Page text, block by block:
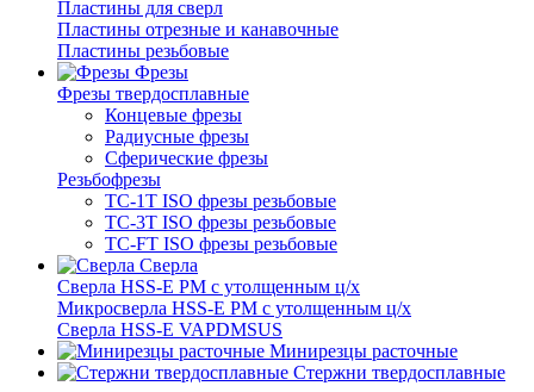
Пластины для сверл
Пластины отрезные и канавочные
Пластины резьбовые
Фрезы
Фрезы твердосплавные
Концевые фрезы
Радиусные фрезы
Сферические фрезы
Резьбофрезы
TC-1T ISO фрезы резьбовые
TC-3T ISO фрезы резьбовые
TC-FT ISO фрезы резьбовые
Сверла
Cверла HSS-E PM c утолщенным ц/х
Микросверла HSS-E PM c утолщенным ц/х
Сверла HSS-E VAPDMSUS
Минирезцы расточные
Cтержни твердосплавные